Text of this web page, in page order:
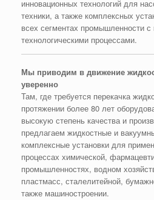
инновационных технологий для
техники, а также комплексных
всех сегментах промышленности
технологическими процессами.
Мы приводим в движение
уверенно
Там, где требуется перекачка
протяжении более 80 лет
высокую степень качества и
предлагаем жидкостные и
комплексные установки для
процессах химической,
промышленностях, водном
пластмасс, сталелитейной,
также машиностроении.